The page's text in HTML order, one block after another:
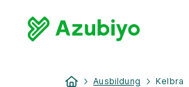
Ausbildung Kelbra